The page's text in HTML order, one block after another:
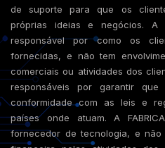
de suporte para que os
próprias ideias e negócios. A
responsável por como os
fornecidas, e não tem
comerciais ou atividades dos
responsáveis por garantir
conformidade com as leis e
países onde atuam. A
fornecedor de tecnologia, e não